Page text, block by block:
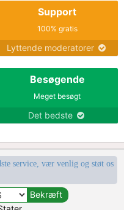
Support
100% gratis
Lyttende moderatorer
Besøgende
Meget besøgt
Det bedste
service, vær venlig og støt os